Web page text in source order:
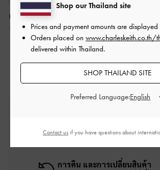
แว่นตากันแดดกรอบทรง
เหลี่ยมรุ่น Aubrey-สีฟ้า
฿2,990.00
กระเป๋าโท้ทพิมพ์ลาย
ฟ้า
เมื่อช้อปครบยอดขั้นต่ำ ฿2,500
การคืน และการเปลี่ยนสินค้า
Shop our Thailand site
Prices and payment amounts are displayed
Orders placed on www.charleskeith.co.th/
delivered within Thailand.
SHOP THAILAND SITE
Preferred Language:
Contact us if you have questions about